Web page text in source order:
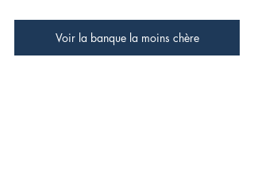
Voir la banque la moins chère